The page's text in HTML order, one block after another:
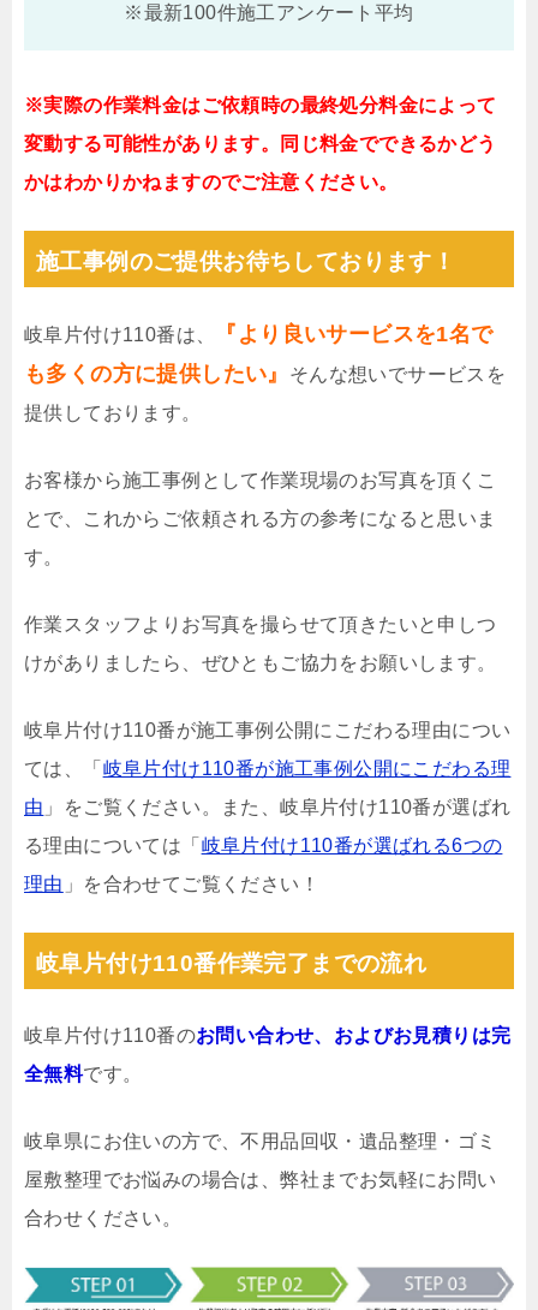
※最新100件施工アンケート平均
※実際の作業料金はご依頼時の最終処分料金によって
変動する可能性があります。同じ料金でできるかどう
かはわかりかねますのでご注意ください。
施工事例のご提供お待ちしております！
岐阜片付け110番は、
『より良いサービスを1名で
も多くの方に提供したい』
そんな想いでサービスを
提供しております。
お客様から施工事例として作業現場のお写真を頂くこ
とで、これからご依頼される方の参考になると思いま
す。
作業スタッフよりお写真を撮らせて頂きたいと申しつ
けがありましたら、ぜひともご協力をお願いします。
岐阜片付け110番が施工事例公開にこだわる理由につい
ては、「 岐阜片付け110番が施工事例公開にこだわる理
由 」をご覧ください。また、岐阜片付け110番が選ばれ
る理由については「 岐阜片付け110番が選ばれる6つの
理由 」を合わせてご覧ください！
岐阜片付け110番作業完了までの流れ
岐阜片付け110番のお問い合わせ、およびお見積りは完
全無料です。
岐阜県にお住いの方で、不用品回収・遺品整理・ゴミ
屋敷整理でお悩みの場合は、弊社までお気軽にお問い
合わせください。